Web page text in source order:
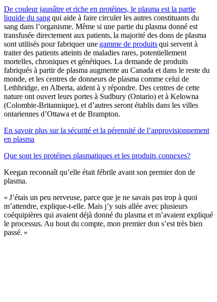
De couleur jaunâtre et riche en protéines, le plasma est la partie
liquide du sangqui aide à faire circuler les autres constituants du
sang dans l’organisme. Même si une partie du plasma donné est
transfusée directement aux patients, la majorité des dons de plasma
sont utilisés pour fabriquer une gamme de produitsqui servent à
traiter des patients atteints de maladies rares, potentiellement
mortelles, chroniques et génétiques. La demande de produits
fabriqués à partir de plasma augmente au Canada et dans le reste du
monde, et les centres de donneurs de plasma comme celui de
Lethbridge, en Alberta, aident à y répondre. Des centres de cette
nature ont ouvert leurs portes à Sudbury (Ontario) et à Kelowna
(Colombie-Britannique), et d’autres seront établis dans les villes
ontariennes d’Ottawa et de Brampton.
En savoir plus sur la sécurité et la pérennité de l’approvisionnement
en plasma
Que sont les protéines plasmatiques et les produits connexes?
Keegan reconnaît qu’elle était fébrile avant son premier don de
plasma.
« J’étais un peu nerveuse, parce que je ne savais pas trop à quoi
m’attendre, explique-t-elle. Mais j’y suis allée avec plusieurs
coéquipières qui avaient déjà donné du plasma et m’avaient expliqué
le processus. Au bout du compte, mon premier don s’est très bien
passé. »